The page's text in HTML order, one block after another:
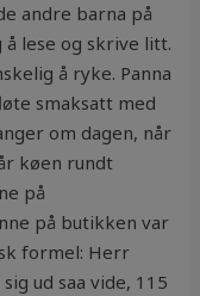
andre barna på
lese og skrive litt.
å ryke. Panna
smaksatt med
om dagen, når
køen rundt
på
på butikken var
formel: Herr
ud saa vide, 115